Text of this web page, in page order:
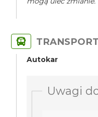
TRANSPORT
Autokar
Uwagi